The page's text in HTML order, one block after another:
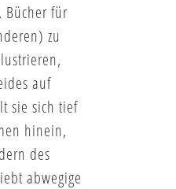
Bücher für
zu
auf
sie sich tief
hinein,
des
abwegige